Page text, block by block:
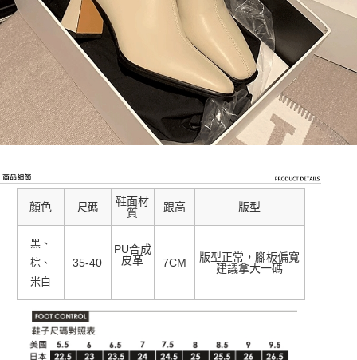
顏色 尺碼
鞋面材
質
跟高 版型
黑、
棕、
米白
35-40
PU合成
皮革
7CM
版型正常，腳板偏寬
建議拿大一碼